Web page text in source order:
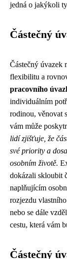
jedná o jakýkoli
Částečný
Částečný úvazek
flexibilitu a
pracovního
individuálním
rodinou, věnovat
vám může
lidí zjišťuje, že
své priority a
osobním životě.
dokázali skloubit
naplňujícím
rozjezdu
nebo se dále
cestu, která vám
Částečný